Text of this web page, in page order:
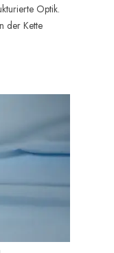
Optik.
der Kette